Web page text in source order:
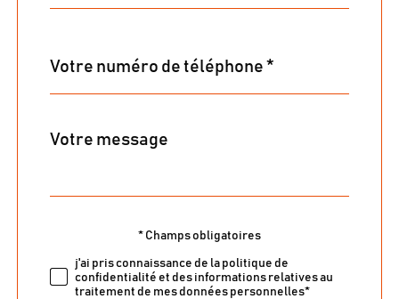
*
Fieldset
Message
*
Validation* Champs obligatoires
j'ai pris connaissance de la politique de
confidentialité et des informations relatives au
traitement de mes données personnelles*